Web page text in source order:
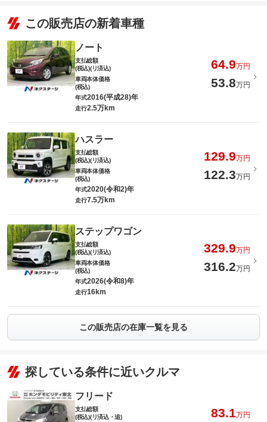
この販売店の新着車種
ノート
支払総額
(税込)(リ済込)
64.9万円
車両本体価格
(税込)
53.8万円
年式2016(平成28)年
走行2.5万km
ハスラー
支払総額
(税込)(リ済込)
129.9万円
車両本体価格
(税込)
122.3万円
年式2020(令和2)年
走行7.5万km
ステップワゴン
支払総額
(税込)(リ済込)
329.9万円
車両本体価格
(税込)
316.2万円
年式2026(令和8)年
走行16km
この販売店の在庫一覧を見る
探している条件に近いクルマ
フリード
支払総額
(税込)(リ済込・追)
83.1万円